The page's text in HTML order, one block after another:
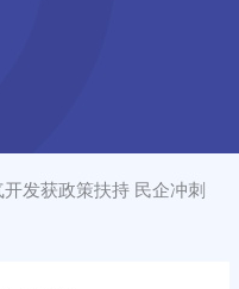
开发获政策扶持 民企冲刺